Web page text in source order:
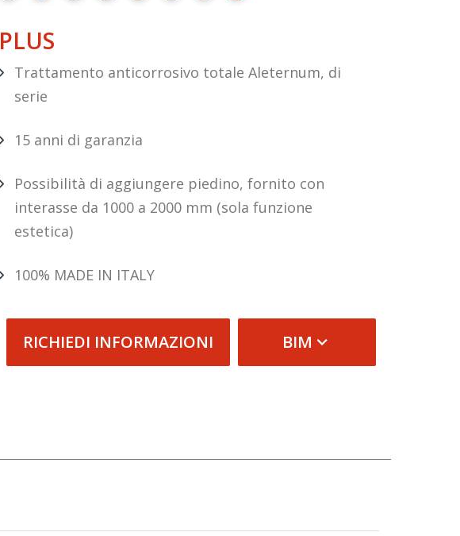
PLUS
Trattamento anticorrosivo totale Aleternum, di
serie
15 anni di garanzia
Possibilità di aggiungere piedino, fornito con
interasse da 1000 a 2000 mm (sola funzione
estetica)
100% MADE IN ITALY
RICHIEDI INFORMAZIONI BIM